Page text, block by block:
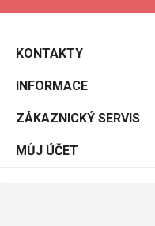
KONTAKTY
INFORMACE
ZÁKAZNICKÝ SERVIS
MŮJ ÚČET